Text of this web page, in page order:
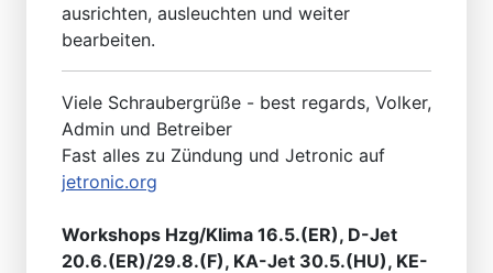
ausrichten, ausleuchten und weiter
bearbeiten.
Viele Schraubergrüße - best regards, Volker,
Admin und Betreiber
Fast alles zu Zündung und Jetronic auf
jetronic.org
Workshops Hzg/Klima 16.5.(ER), D-Jet
20.6.(ER)/29.8.(F), KA-Jet 30.5.(HU), KE-